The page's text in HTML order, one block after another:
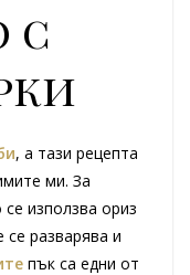
с
, а тази рецепта
ми. За
използва ориз
разварява и
пък са едни от